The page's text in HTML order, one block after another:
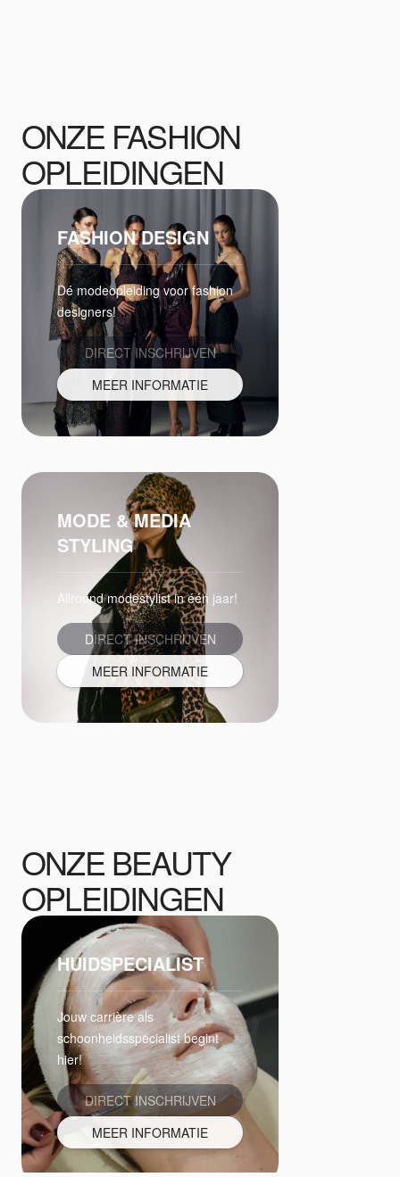
ONZE FASHION
OPLEIDINGEN
FASHION DESIGN
Dé modeopleiding voor fashion
designers!
DIRECT INSCHRIJVEN
MEER INFORMATIE
MODE & MEDIA
STYLING
Allround modestylist in één jaar!
DIRECT INSCHRIJVEN
MEER INFORMATIE
ONZE BEAUTY
OPLEIDINGEN
HUIDSPECIALIST
Jouw carrière als
schoonheidsspecialist begint
hier!
DIRECT INSCHRIJVEN
MEER INFORMATIE